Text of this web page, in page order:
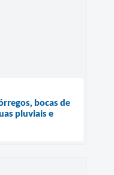
bocas de
pluviais e